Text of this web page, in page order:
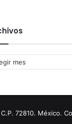
72810. México.